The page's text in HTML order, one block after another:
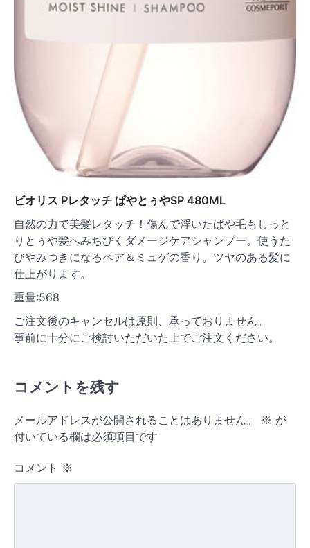
ビオリス Pレタッチ ぱやとぅやSP 480ML
自然の力で美髪レタッチ！傷んで浮いたぱや毛もしっと
りとぅや髪へみちびくダメージケアシャンプー。使うた
びやみつきになるペア＆ミュゲの香り。ツヤのある髪に
仕上がります。
重量:568
ご注文後のキャンセルは原則、承っておりません。
事前に十分にご検討いただいた上でご注文ください。
コメントを残す
メールアドレスが公開されることはありません。 ※ が
付いている欄は必須項目です
コメント ※